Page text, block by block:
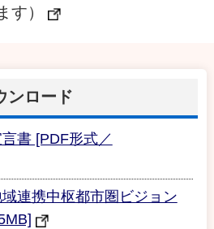
す）
ンロード
書 [PDF形式／
連携中枢都市圏ビジョン